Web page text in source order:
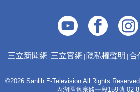
三立新聞網 三立官網 隱私權聲明 合
©2026 Sanlih E-Television All Rights
內湖區舊宗路一段159號 02-